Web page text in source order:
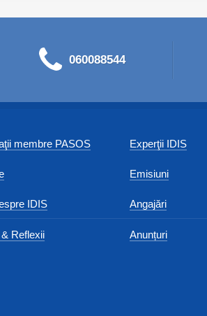
060088544
membre PASOS
IDIS
Reflexii
Experţii IDIS
Emisiuni
Angajări
Anunțuri